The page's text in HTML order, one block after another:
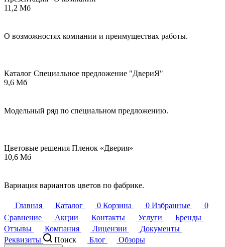
11,2 Мб
О возможностях компании и преимуществах работы.
Каталог Специальное предложение "ДвериЯ"
9,6 Мб
Модельный ряд по специальном предложению.
Цветовые решения Пленок «Дверия»
10,6 Мб
Вариация вариантов цветов по фабрике.
Главная Каталог 0 Корзина 0 Избранные
0
Сравнение
Акции Контакты Услуги
Бренды
Отзывы
Компания Лицензии
Документы
Реквизиты
Поиск Блог Обзоры